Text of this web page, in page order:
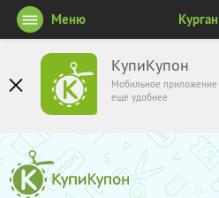
КупиКупон
Мобильное приложение
ещё удобнее
Меню Курган